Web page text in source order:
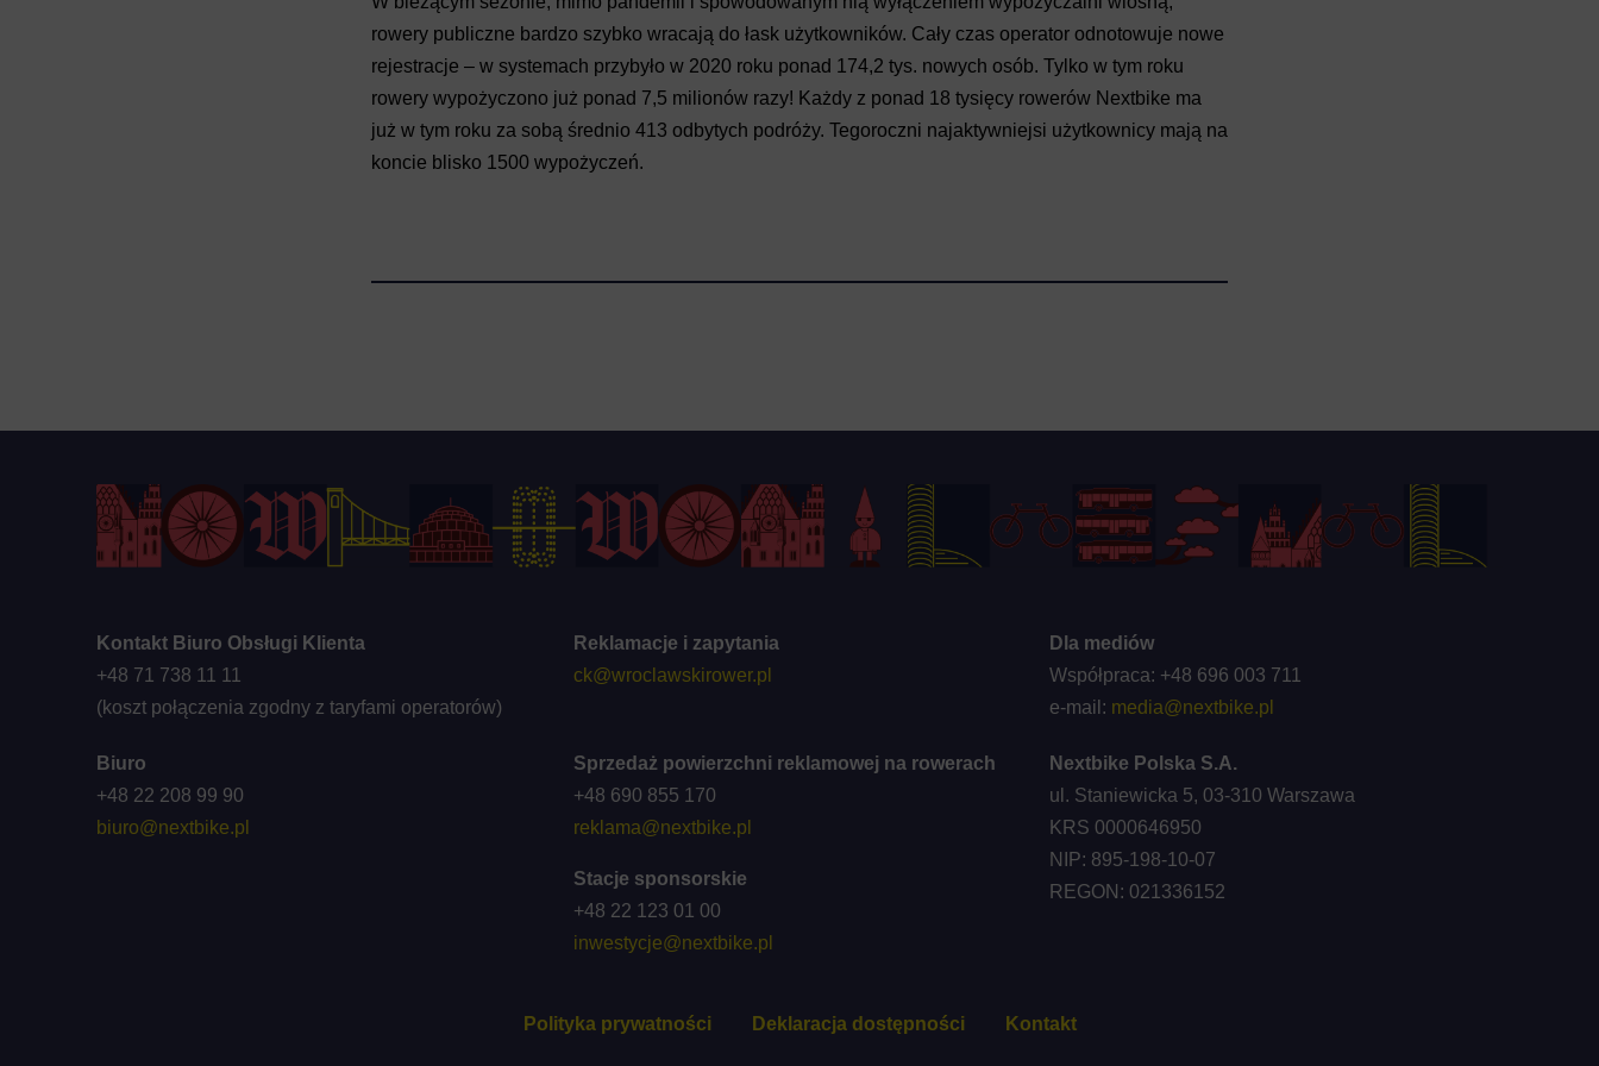
rowery publiczne bardzo szybko wracają do łask użytkowników. Cały czas operator odnotowuje nowe
rejestracje – w systemach przybyło w 2020 roku ponad 174,2 tys. nowych osób. Tylko w tym roku
rowery wypożyczono już ponad 7,5 milionów razy! Każdy z ponad 18 tysięcy rowerów Nextbike ma
już w tym roku za sobą średnio 413 odbytych podróży. Tegoroczni najaktywniejsi użytkownicy mają na
koncie blisko 1500 wypożyczeń.
Kontakt Biuro Obsługi Klienta
+48 71 738 11 11
(koszt połączenia zgodny z taryfami operatorów)
Reklamacje i zapytania
ck@wroclawskirower.pl
Dla mediów
Współpraca: +48 696 003 711
e-mail: media@nextbike.pl
Biuro
+48 22 208 99 90
biuro@nextbike.pl
Sprzedaż powierzchni reklamowej na rowerach
+48 690 855 170
reklama@nextbike.pl
Stacje sponsorskie
+48 22 123 01 00
inwestycje@nextbike.pl
Nextbike Polska S.A.
ul. Staniewicka 5, 03-310 Warszawa
KRS 0000646950
NIP: 895-198-10-07
REGON: 021336152
Polityka prywatności Deklaracja dostępności Kontakt